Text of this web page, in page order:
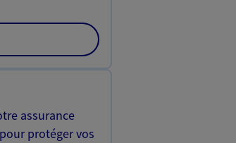
assurance
protéger vos